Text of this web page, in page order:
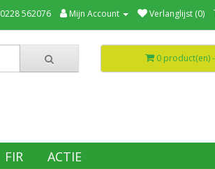
0228 562076 Mijn Account Verlanglijst (0)
0 product(en)
FIR ACTIE